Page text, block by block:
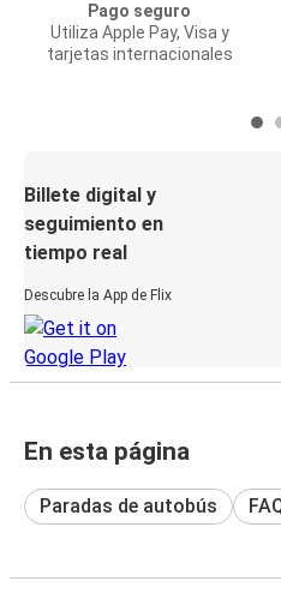
Pago seguro
Utiliza Apple Pay, Visa y
tarjetas internacionales
Billete digital y
seguimiento en
tiempo real
Descubre la App de Flix
En esta página
Paradas de autobús